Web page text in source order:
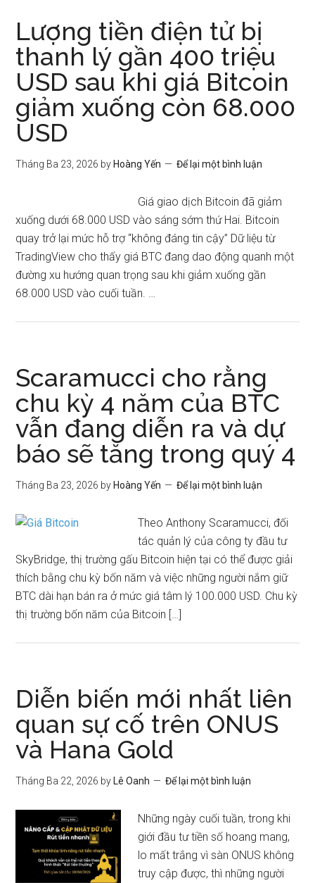
Lượng tiền điện tử bị
thanh lý gần 400 triệu
USD sau khi giá Bitcoin
giảm xuống còn 68.000
USD
Tháng Ba 23, 2026 by Hoàng Yến Để lại một bình luận
Giá giao dịch Bitcoin đã giảm
xuống dưới 68.000 USD vào sáng sớm thứ Hai. Bitcoin
quay trở lại mức hỗ trợ “không đáng tin cậy” Dữ liệu từ
TradingView cho thấy giá BTC đang dao động quanh một
đường xu hướng quan trọng sau khi giảm xuống gần
68.000 USD vào cuối tuần. …
Scaramucci cho rằng
chu kỳ 4 năm của BTC
vẫn đang diễn ra và dự
báo sẽ tăng trong quý 4
Tháng Ba 23, 2026 by Hoàng Yến Để lại một bình luận
Theo Anthony Scaramucci, đối
tác quản lý của công ty đầu tư
SkyBridge, thị trường gấu Bitcoin hiện tại có thể được giải
thích bằng chu kỳ bốn năm và việc những người nắm giữ
BTC dài hạn bán ra ở mức giá tâm lý 100.000 USD. Chu kỳ
thị trường bốn năm của Bitcoin […]
Diễn biến mới nhất liên
quan sự cố trên ONUS
và Hana Gold
Tháng Ba 22, 2026 by Lê Oanh Để lại một bình luận
Những ngày cuối tuần, trong khi
giới đầu tư tiền số hoang mang,
lo mất trắng vì sàn ONUS không
truy cập được, thì những người